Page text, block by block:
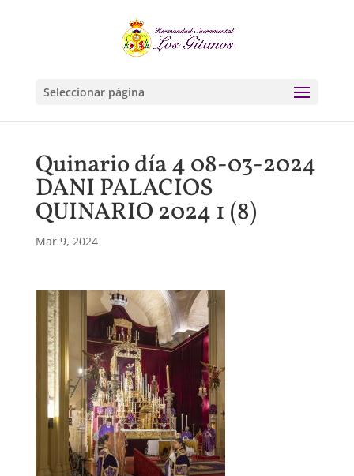
Seleccionar página
Quinario día 4 08-03-2024
DANI PALACIOS
QUINARIO 2024 1 (8)
Mar 9, 2024